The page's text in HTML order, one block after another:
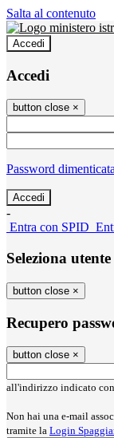
Salta al contenuto
Accedi
Accedi
button close ×
Password
-
Entra con SPID
Seleziona utente
button close ×
Recupero
button close ×
all'indirizzo indicato
Non hai una e-mail
tramite la Login